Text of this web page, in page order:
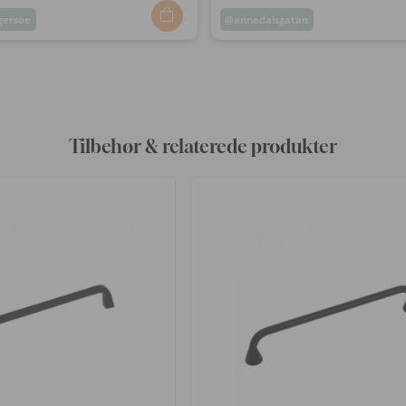
Opslag
annedalsgatan
Tilbehør & relaterede produkter